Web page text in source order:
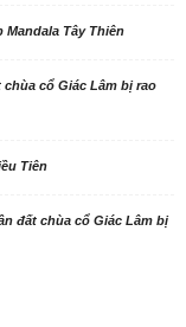
Mandala Tây Thiên
cổ Giác Lâm bị rao
Tiên
đất chùa cổ Giác Lâm bị